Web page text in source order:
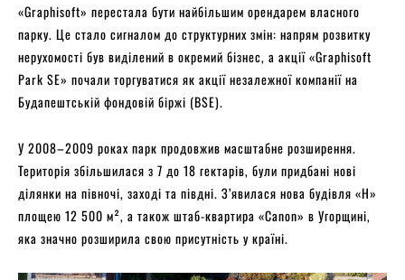
«Graphisoft» перестала бути найбільшим орендарем власного
парку. Це стало сигналом до структурних змін: напрям розвитку
нерухомості був виділений в окремий бізнес, а акції «Graphisoft
Park SE» почали торгуватися як акції незалежної компанії на
Будапештській фондовій біржі (BSE).
У 2008–2009 роках парк продовжив масштабне розширення.
Територія збільшилася з 7 до 18 гектарів, були придбані нові
ділянки на півночі, заході та півдні. З’явилася нова будівля «H»
площею 12 500 м², а також штаб-квартира «Canon» в Угорщині,
яка значно розширила свою присутність у країні.